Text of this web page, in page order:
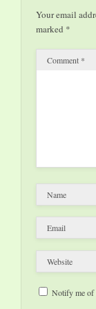
NELLA
DELLA
HANNO
AGLI
ALLA…
Your email
marked *
Comment *
Name
Email
Website
Notify me of